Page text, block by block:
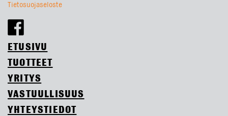
Tietosuojaseloste
ETUSIVU
TUOTTEET
YRITYS
VASTUULLISUUS
YHTEYSTIEDOT